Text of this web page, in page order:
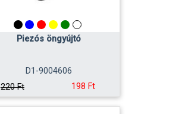
Piezós öngyújtó
D1-9004606
220 Ft
198 Ft